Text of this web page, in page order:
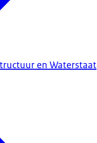
en Waterstaat